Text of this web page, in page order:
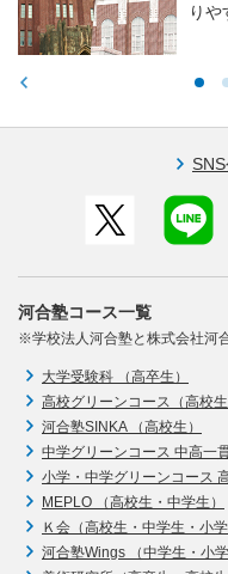
りや
河合塾コース一覧
※学校法人河合塾と株式会社河
大学受験科 （高卒生）
高校グリーンコース（高校生
河合塾SINKA （高校生）
中学グリーンコース 中高一
小学・中学グリーンコース
MEPLO （高校生・中学生）
Ｋ会（高校生・中学生・小学
河合塾Wings （中学生・小学